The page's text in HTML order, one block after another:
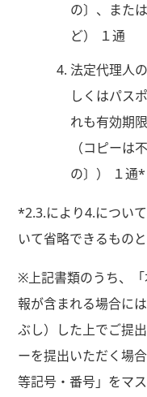
の〕、また
ど） １通
法定代理人
しくはパス
れも有効期
（コピーは
の〕） １通*
*2.3.により4.につい
いて省略できるものと
※上記書類のうち、
報が含まれる場合に
ぶし）した上でご提
ーを提出いただく場
等記号・番号」をマ